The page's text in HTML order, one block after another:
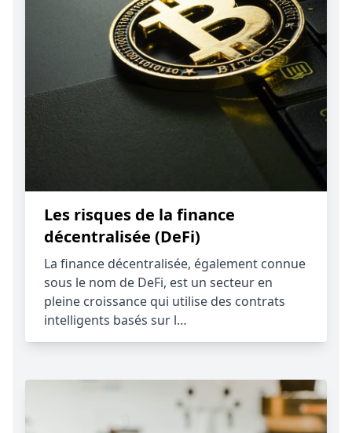
Les risques de la finance
décentralisée (DeFi)
La finance décentralisée, également connue
sous le nom de DeFi, est un secteur en
pleine croissance qui utilise des contrats
intelligents basés sur l…